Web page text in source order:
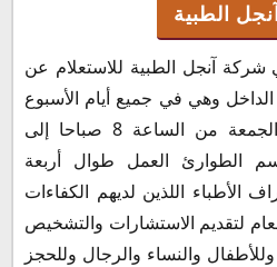
الطبية
شركة آنجل الطبية للاستعلام عن
وهي في جميع أيام الأسبوع
من يوم السبت إلى يوم الجمعة من الساعة 8 صباحا إلى
قسم الطوارئ العمل طوال أربعة
اللذين لديهم الكفاءات
لتقديم الاستشارات والتشخيص
والنساء والرجال وللحجز